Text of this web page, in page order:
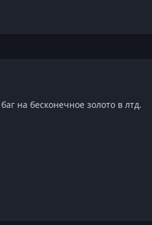
на бесконечное золото в лтд.